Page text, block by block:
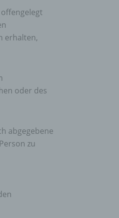
erhalten,
oder des
abgegebene
zu